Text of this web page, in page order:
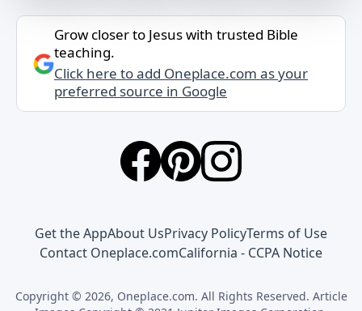
Grow closer to Jesus with trusted Bible
teaching.
Click here to add Oneplace.com as your
preferred source in Google
Get the AppAbout UsPrivacy PolicyTerms of Use
Contact Oneplace.comCalifornia - CCPA Notice
Copyright © 2026, Oneplace.com. All Rights Reserved. Article